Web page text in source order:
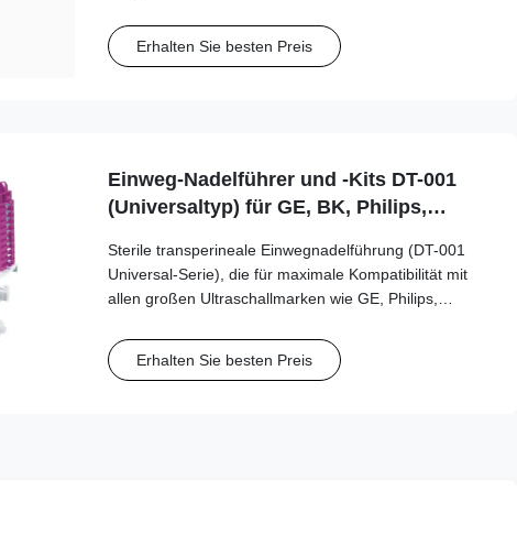
für langfristige klinische Sicherheit und Genauigkeit.
Erhalten Sie besten Preis
Einweg-Nadelführer und -Kits DT-001
(Universaltyp) für GE, BK, Philips,
Sterile transperineale Einwegnadelführung (DT-001
Universal-Serie), die für maximale Kompatibilität mit
allen großen Ultraschallmarken wie GE, Philips,
universelle Führung unterstützt eine Vielzahl von
Nadelgrößen (15G-20G).
Erhalten Sie besten Preis